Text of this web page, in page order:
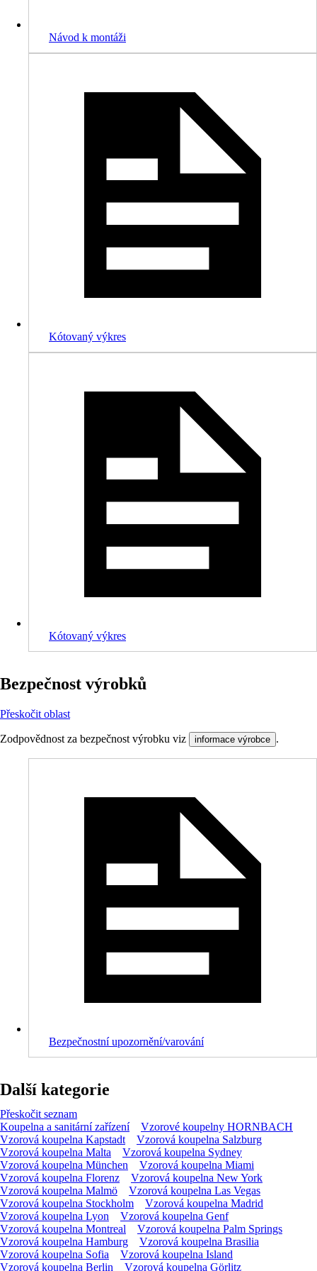
Návod k montáži
Kótovaný výkres
Kótovaný výkres
Bezpečnost výrobků
Přeskočit oblast
Zodpovědnost za bezpečnost výrobku viz informace výrobce .
Bezpečnostní upozornění/varování
Další kategorie
Přeskočit seznam
Koupelna a sanitární zařízení
Vzorové koupelny HORNBACH
Vzorová koupelna Kapstadt
Vzorová koupelna Salzburg
Vzorová koupelna Malta
Vzorová koupelna Sydney
Vzorová koupelna München
Vzorová koupelna Miami
Vzorová koupelna Florenz
Vzorová koupelna New York
Vzorová koupelna Malmö
Vzorová koupelna Las Vegas
Vzorová koupelna Stockholm
Vzorová koupelna Madrid
Vzorová koupelna Lyon
Vzorová koupelna Genf
Vzorová koupelna Montreal
Vzorová koupelna Palm Springs
Vzorová koupelna Hamburg
Vzorová koupelna Brasilia
Vzorová koupelna Sofia
Vzorová koupelna Island
Vzorová koupelna Berlin
Vzorová koupelna Görlitz